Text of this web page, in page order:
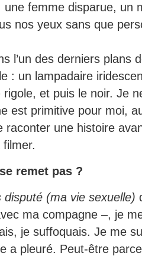
femme disparue, un
nos yeux sans que
l’un des derniers plans
: un lampadaire
rigole, et puis le noir. Je
est primitive pour moi,
raconter une histoire
filmer.
remet pas ?
(ma vie sexuelle)
ma compagne –, je
je suffoquais. Je me
a pleuré. Peut-être